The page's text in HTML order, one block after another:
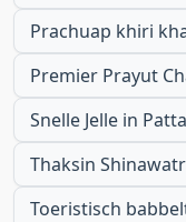
Prachuap khiri
Premier Prayut
Snelle Jelle in
Thaksin
Toeristisch